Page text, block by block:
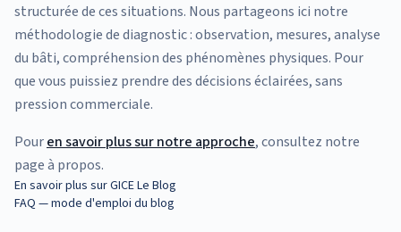
structurée de ces situations. Nous partageons ici notre
méthodologie de diagnostic : observation, mesures, analyse
du bâti, compréhension des phénomènes physiques. Pour
que vous puissiez prendre des décisions éclairées, sans
pression commerciale.
Pouren savoir plus sur notre approche, consultez notre
page à propos.
En savoir plus sur GICE Le Blog
FAQ — mode d'emploi du blog